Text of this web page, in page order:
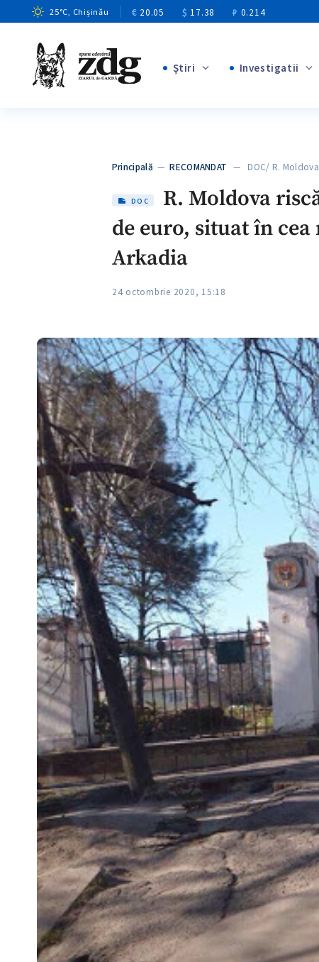
25°C, Chișinău € 20.05 $ 17.38 ₽ 0.214
Ştiri Investigatii
Principală —RECOMANDAT — DOC/ R.
DOC
R. Moldova
de euro, situat în
Arkadia
24 octombrie 2020, 15:18